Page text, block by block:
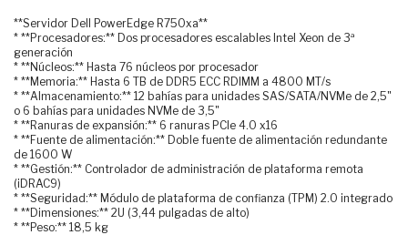
**Servidor Dell PowerEdge R750xa**
* **Procesadores:** Dos procesadores escalables Intel Xeon de 3ª
generación
* **Núcleos:** Hasta 76 núcleos por procesador
* **Memoria:** Hasta 6 TB de DDR5 ECC RDIMM a 4800 MT/s
* **Almacenamiento:** 12 bahías para unidades SAS/SATA/NVMe de 2,5"
o 6 bahías para unidades NVMe de 3,5"
* **Ranuras de expansión:** 6 ranuras PCIe 4.0 x16
* **Fuente de alimentación:** Doble fuente de alimentación redundante
de 1600 W
* **Gestión:** Controlador de administración de plataforma remota
(iDRAC9)
* **Seguridad:** Módulo de plataforma de confianza (TPM) 2.0 integrado
* **Dimensiones:** 2U (3,44 pulgadas de alto)
* **Peso:** 18,5 kg